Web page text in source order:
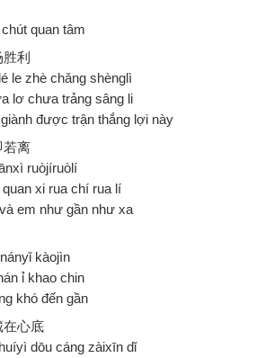
quan tâm
利
le zhè chǎng shènglì
lơ chưa trảng sâng li
được trận thắng lợi này
若离
ruòjíruòlí
xi rua chí rua lí
em như gần như xa
kàojìn
ỉ khao chin
khó đến gần
在心底
dōu cáng zàixīn dǐ